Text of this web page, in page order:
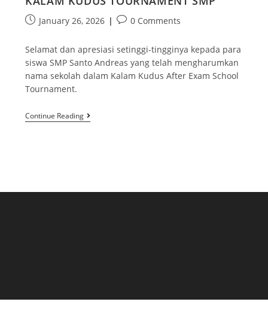
January 26, 2026 0 Comments
Selamat dan apresiasi setinggi-tingginya kepada para
siswa SMP Santo Andreas yang telah mengharumkan
nama sekolah dalam Kalam Kudus After Exam School
Tournament.
Continue Reading